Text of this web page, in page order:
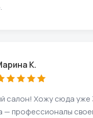
К.
салон! Хожу сюда уже
— профессионалы